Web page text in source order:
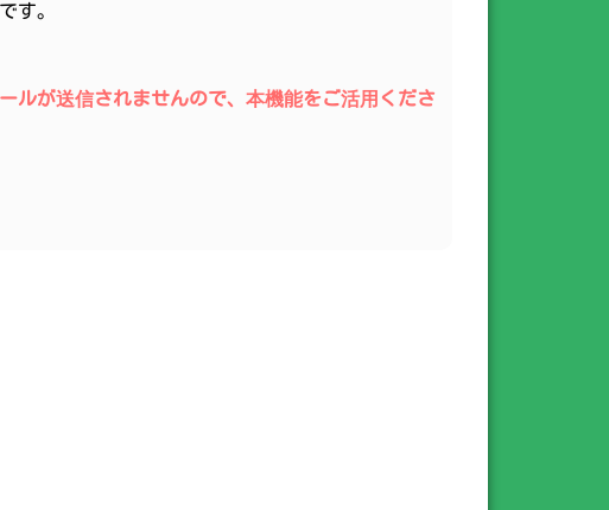
す。
ルが送信されませんので、本機能をご活用くださ